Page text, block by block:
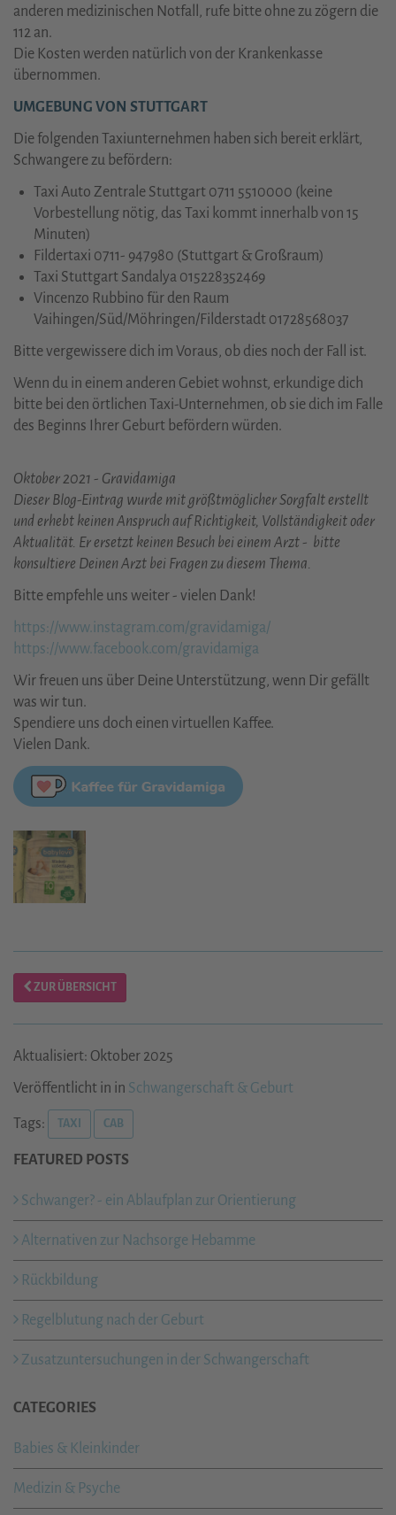
anderen medizinischen Notfall, rufe bitte ohne zu zögern die
112 an.
Die Kosten werden natürlich von der Krankenkasse
übernommen.
UMGEBUNG VON STUTTGART
Die folgenden Taxiunternehmen haben sich bereit erklärt,
Schwangere zu befördern:
Taxi Auto Zentrale Stuttgart 0711 5510000 (keine
Vorbestellung nötig, das Taxi kommt innerhalb von 15
Minuten)
Fildertaxi 0711- 947980 (Stuttgart & Großraum)
Taxi Stuttgart Sandalya 015228352469
Vincenzo Rubbino für den Raum
Vaihingen/Süd/Möhringen/Filderstadt 01728568037
Bitte vergewissere dich im Voraus, ob dies noch der Fall ist.
Wenn du in einem anderen Gebiet wohnst, erkundige dich
bitte bei den örtlichen Taxi-Unternehmen, ob sie dich im Falle
des Beginns Ihrer Geburt befördern würden.
Oktober 2021 - Gravidamiga
Dieser Blog-Eintrag wurde mit größtmöglicher Sorgfalt erstellt
und erhebt keinen Anspruch auf Richtigkeit, Vollständigkeit oder
Aktualität. Er ersetzt keinen Besuch bei einem Arzt - bitte
konsultiere Deinen Arzt bei Fragen zu diesem Thema.
Bitte empfehle uns weiter - vielen Dank!
https://www.instagram.com/gravidamiga/
https://www.facebook.com/gravidamiga
Wir freuen uns über Deine Unterstützung, wenn Dir gefällt
was wir tun.
Spendiere uns doch einen virtuellen Kaffee.
Vielen Dank.
ZUR ÜBERSICHT
Aktualisiert: Oktober 2025
Veröffentlicht in in Schwangerschaft & Geburt
Tags: TAXI CAB
FEATURED POSTS
Schwanger? - ein Ablaufplan zur Orientierung
Alternativen zur Nachsorge Hebamme
Rückbildung
Regelblutung nach der Geburt
Zusatzuntersuchungen in der Schwangerschaft
CATEGORIES
Babies & Kleinkinder
Medizin & Psyche